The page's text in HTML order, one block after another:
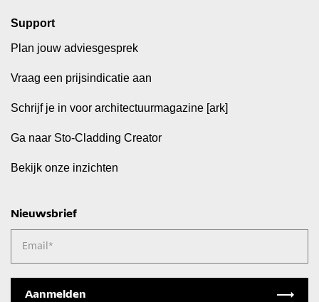
Support
Plan jouw adviesgesprek
Vraag een prijsindicatie aan
Schrijf je in voor architectuurmagazine [ark]
Ga naar Sto-Cladding Creator
Bekijk onze inzichten
Nieuwsbrief
Email*